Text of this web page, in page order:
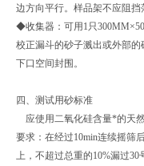
边方向平行。样品架不应阻挡
◆收集器：可用1只
校正漏斗的砂子溅出或外部
下口空间封围。
四、测试用砂标准
应使用二氧化硅含量*的天
要求：在经过10min连续摇筛
上，不超过总重的10%漏过30